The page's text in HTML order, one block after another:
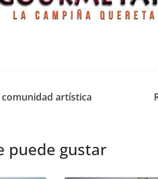
artística
puede gustar